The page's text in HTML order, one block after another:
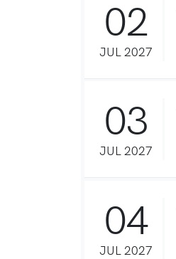
02
JUL 2027
03
JUL 2027
04
JUL 2027